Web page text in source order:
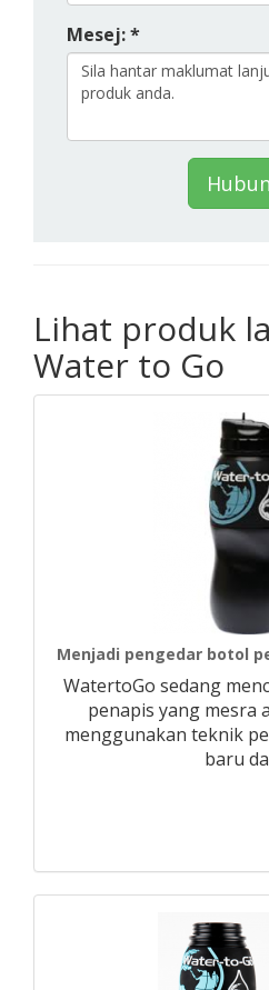
Mesej: *
Lihat produk
Water to Go
Menjadi pengedar botol
WatertoGo sedang
penapis yang mesra
menggunakan teknik
baru